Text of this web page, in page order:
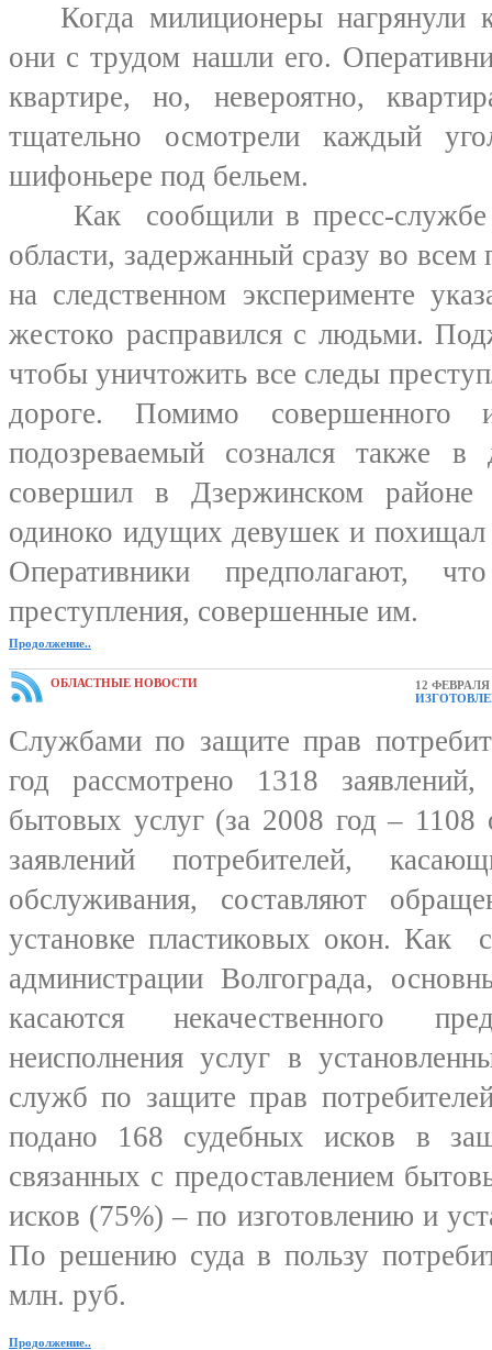
Когда милиционеры нагрянули
они с трудом нашли его.
квартире, но, невероятно,
тщательно осмотрели каждый
шифоньере под бельем.
Как сообщили в пресс-
области, задержанный сразу во всем
на следственном эксперименте
жестоко расправился с людьми.
чтобы уничтожить все следы
дороге. Помимо совершенного
подозреваемый сознался также в
совершил в Дзержинском
одиноко идущих девушек и
Оперативники предполагают,
преступления, совершенные им.
Продолжение..
ОБЛАСТНЫЕ НОВОСТИ
12 ФЕВРАЛЯ
Службами по защите прав
год рассмотрено 1318
бытовых услуг (за 2008 год –
заявлений потребителей,
обслуживания, составляют
установке пластиковых окон. Как
администрации Волгограда,
касаются некачественного
неисполнения услуг в
служб по защите прав
подано 168 судебных исков в
связанных с предоставлением
исков (75%) – по изготовлению и
По решению суда в пользу
млн. руб.
Продолжение..